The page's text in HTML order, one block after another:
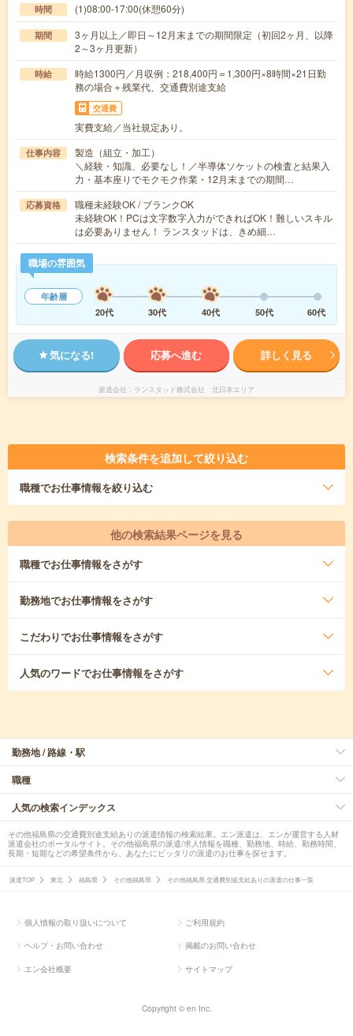
時間 (1)08:00-17:00(休憩60分)
期間
3ヶ月以上／即日～12月末までの期間限定（初回2ヶ月、以降
2～3ヶ月更新）
時給
時給1300円／月収例：218,400円＝1,300円×8時間×21日勤
務の場合＋残業代、交通費別途支給
交通費
実費支給／当社規定あり。
仕事内容
製造（組立・加工）
＼経験・知識、必要なし！／半導体ソケットの検査と結果入
力・基本座りでモクモク作業・12月末までの期間…
応募資格
職種未経験OK / ブランクOK
未経験OK！PCは文字数字入力ができればOK！難しいスキル
は必要ありません！ ランスタッドは、きめ細…
職場の雰囲気
年齢層
20代
30代 40代 50代 60代
気になる! 応募へ進む 詳しく見る
派遣会社 ランスタッド株式会社 北日本エリア
検索条件を追加して絞り込む
職種でお仕事情報を絞り込む
他の検索結果ページを見る
職種でお仕事情報をさがす
勤務地でお仕事情報をさがす
こだわりでお仕事情報をさがす
人気のワードでお仕事情報をさがす
勤務地 / 路線・駅
職種
人気の検索インデックス
その他福島県の交通費別途支給ありの派遣情報の検索結果。エン派遣は、エンが運営する人材
派遣会社のポータルサイト。その他福島県の派遣/求人情報を職種、勤務地、時給、勤務時間、
長期・短期などの希望条件から、あなたにピッタリの派遣のお仕事を探せます。
派遣TOP 東北 福島県 その他福島県 その他福島県 交通費別途支給ありの派遣の仕事一覧
個人情報の取り扱いについて ご利用規約
ヘルプ・お問い合わせ 掲載のお問い合わせ
エン会社概要 サイトマップ
Copyright © en Inc.